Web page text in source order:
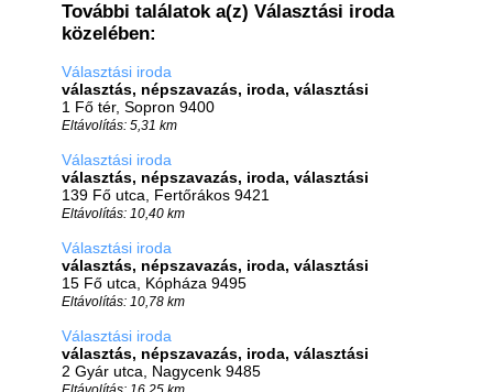
További találatok a(z) Választási iroda
közelében:
Választási iroda
választás, népszavazás, iroda, választási
1 Fő tér, Sopron 9400
Eltávolítás: 5,31 km
Választási iroda
választás, népszavazás, iroda, választási
139 Fő utca, Fertőrákos 9421
Eltávolítás: 10,40 km
Választási iroda
választás, népszavazás, iroda, választási
15 Fő utca, Kópháza 9495
Eltávolítás: 10,78 km
Választási iroda
választás, népszavazás, iroda, választási
2 Gyár utca, Nagycenk 9485